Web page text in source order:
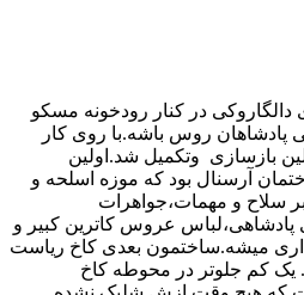
توسط یوری دالگاروکی در کنار رودخونه مسکو
پادشاهان روس باشه.با روی کار
بازسازی وتکمیل شد.اولین
آرسنال بود که موزه اسلحه و
سلاح و مهمات،جواهرات
پادشاهی،لباس عروس کاترین کبیر و
میشه.ساختمون بعدی کاخ ریاست
. یک کم جلوتر در محوطه کاخ